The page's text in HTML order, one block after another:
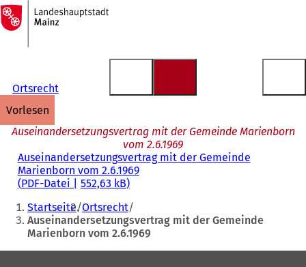
Inhalt anspringen
Zur
Startseite
Ortsrecht
vorlesen
Auseinandersetzungsvertrag mit der Gemeinde Marienborn
vom 2.6.1969
Auseinandersetzungsvertrag mit der Gemeinde
Marienborn vom 2.6.1969
PDF-Datei 552,63 kB
Sie
befinden
sich
hier:
Startseite Ortsrecht
Auseinandersetzungsvertrag mit der Gemeinde
Marienborn vom 2.6.1969